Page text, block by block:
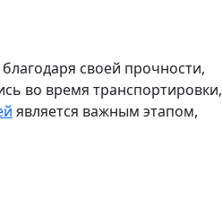
своей прочности,
во время транспортировки,
является важным этапом,